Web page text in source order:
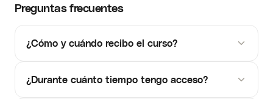
Preguntas frecuentes
¿Cómo y cuándo recibo el curso?
¿Durante cuánto tiempo tengo acceso?